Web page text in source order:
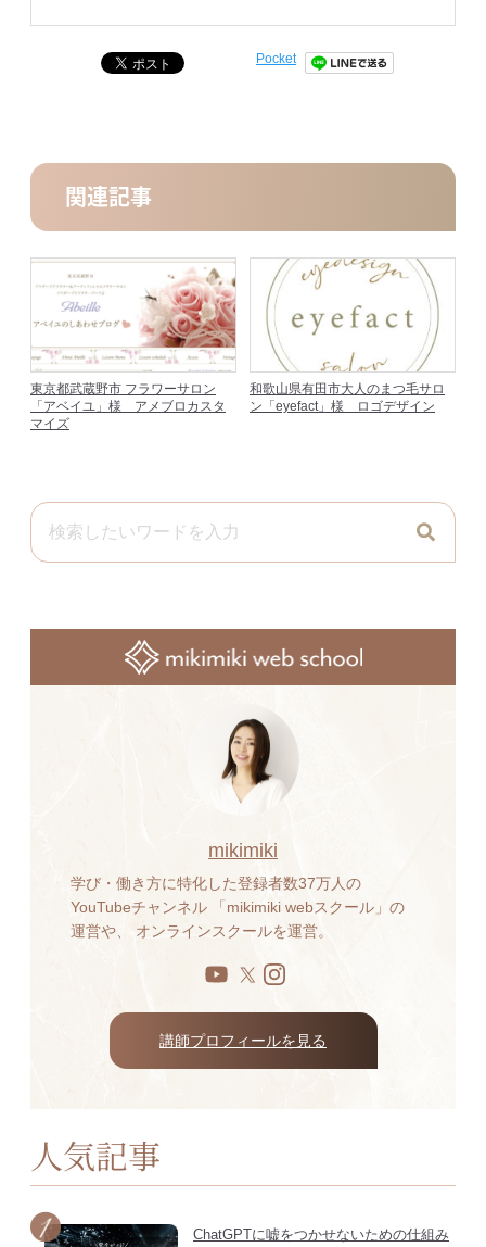
Pocket
関連記事
東京都武蔵野市 フラワーサロン
「アベイユ」様 アメブロカスタ
マイズ
和歌山県有田市大人のまつ毛サロ
ン「eyefact」様 ロゴデザイン
mikimiki
学び・働き方に特化した登録者数37万人の
YouTubeチャンネル 「mikimiki webスクール」の
運営や、 オンラインスクールを運営。
講師プロフィールを見る
人気記事
ChatGPTに嘘をつかせないための仕組み